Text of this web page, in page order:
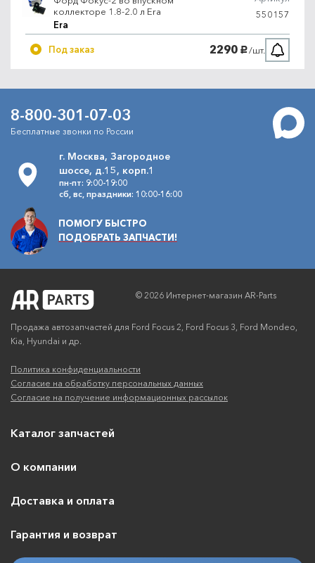
коллекторе 1.8-2.0 л Era
Era
550157
Под заказ 2290 руб./шт.
8-800-301-07-03
Бесплатные звонки по России
г. Москва, Загородное
шоссе, д.15, корп.1
пн-пт: 9:00-19:00
сб, вс, праздники: 10:00-16:00
ПОМОГУ БЫСТРО
ПОДОБРАТЬ ЗАПЧАСТИ!
© 2026 Интернет-магазин AR-Parts
Продажа автозапчастей для Ford Focus 2, Ford Focus 3, Ford Mondeo,
Kia, Hyundai и др.
Политика конфиденциальности
Согласие на обработку персональных данных
Согласие на получение информационных рассылок
Каталог запчастей
О компании
Доставка и оплата
Гарантия и возврат